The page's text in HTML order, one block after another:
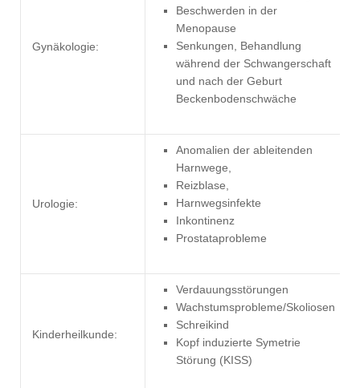
Gynäkologie:
Beschwerden in der
Menopause
Senkungen, Behandlung
während der Schwangerschaft
und nach der Geburt
Beckenbodenschwäche
Urologie:
Anomalien der ableitenden
Harnwege,
Reizblase,
Harnwegsinfekte
Inkontinenz
Prostataprobleme
Kinderheilkunde:
Verdauungsstörungen
Wachstumsprobleme/Skoliosen
Schreikind
Kopf induzierte Symetrie
Störung (KISS)